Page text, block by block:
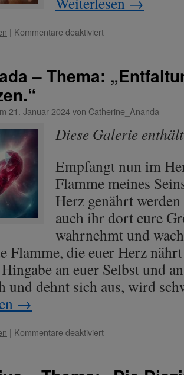
| Kommentare deaktiviertfür
Thema:
innen
außen.“
– Thema:
21. Januar 2024von Catherine_Ananda
Diese Galerie
Empfangt nun im
Flamme meines
Herz genährt
auch ihr dort eure
wahrnehmt und
Flamme, die euer Herz
an euer Selbst und
und dehnt sich aus, wird
→
| Kommentare deaktiviertfür